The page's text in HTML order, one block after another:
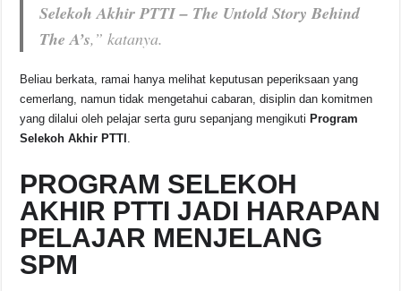
Selekoh Akhir PTTI – The Untold Story Behind
The A’s,” katanya.
Beliau berkata, ramai hanya melihat keputusan peperiksaan yang
cemerlang, namun tidak mengetahui cabaran, disiplin dan komitmen
yang dilalui oleh pelajar serta guru sepanjang mengikuti Program
Selekoh Akhir PTTI .
PROGRAM SELEKOH
AKHIR PTTI JADI HARAPAN
PELAJAR MENJELANG
SPM